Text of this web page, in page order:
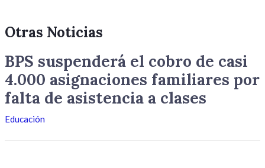
Otras Noticias
BPS suspenderá el cobro de casi
4.000 asignaciones familiares por
falta de asistencia a clases
Educación